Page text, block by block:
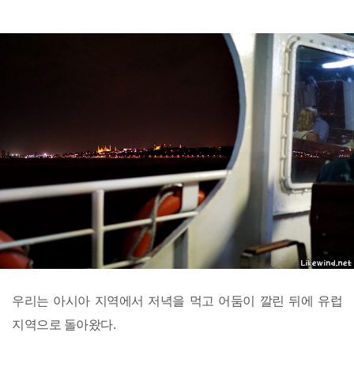
우리는 아시아 지역에서 저녁을 먹고 어둠이 깔린 뒤에 유럽
지역으로 돌아왔다.